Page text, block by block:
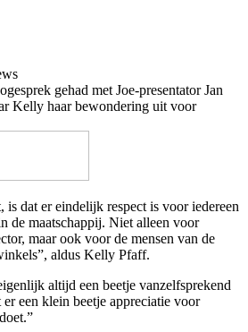
gehad met Joe-presentator Jan
Kelly haar bewondering uit voor
dat er eindelijk respect is voor iedereen
de maatschappij. Niet alleen voor
maar ook voor de mensen van de
aldus Kelly Pfaff.
altijd een beetje vanzelfsprekend
een klein beetje appreciatie voor